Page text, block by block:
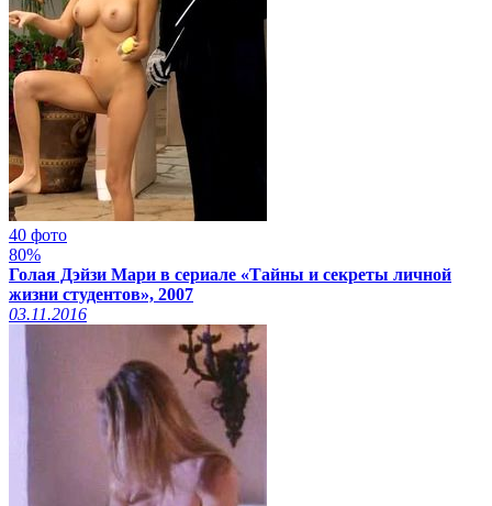
40 фото
80%
Голая Дэйзи Мари в сериале «Тайны и секреты личной
жизни студентов», 2007
03.11.2016